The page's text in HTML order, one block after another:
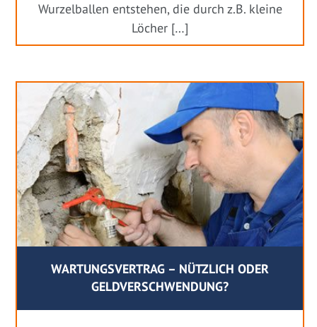
Wurzelballen entstehen, die durch z.B. kleine
Löcher […]
WARTUNGSVERTRAG – NÜTZLICH ODER
GELDVERSCHWENDUNG?